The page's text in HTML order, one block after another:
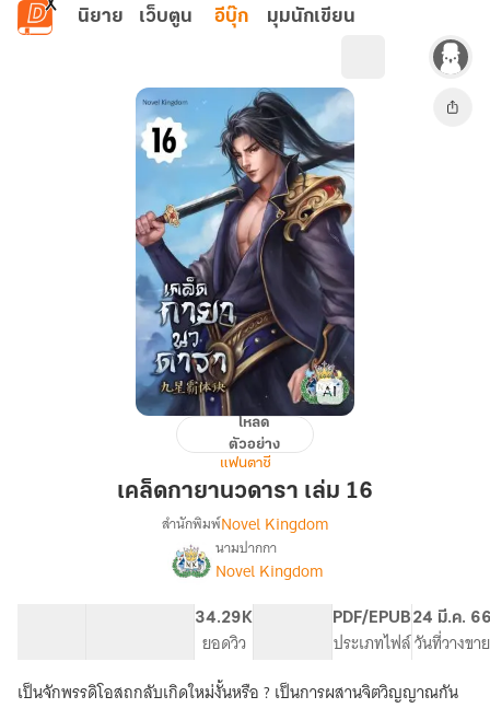
ข้ามไปยังเนื้อหาหลัก
นิยาย เว็บตูน อีบุ๊ก มุมนักเขียน
ยา
ดารา
โหลด
ตัวอย่าง
แฟนตาซี
เคล็ดกายานวดารา เล่ม 16
เรื่อง
เคล็ด
กา
ยา
นว
ดารา
สำนักพิมพ์Novel Kingdom
นามปากกา
Novel Kingdom
34.29K
ยอดวิว
PDF/EPUB
ประเภทไฟล์
24 มี.ค.
วันที่วางขาย
เป็นจักพรรดิโอสถกลับเกิดใหม่งั้นหรือ ? เป็นการผสานจิตวิญญาณกัน